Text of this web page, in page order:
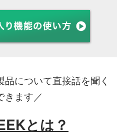
について直接話を聞く
きます／
とは？